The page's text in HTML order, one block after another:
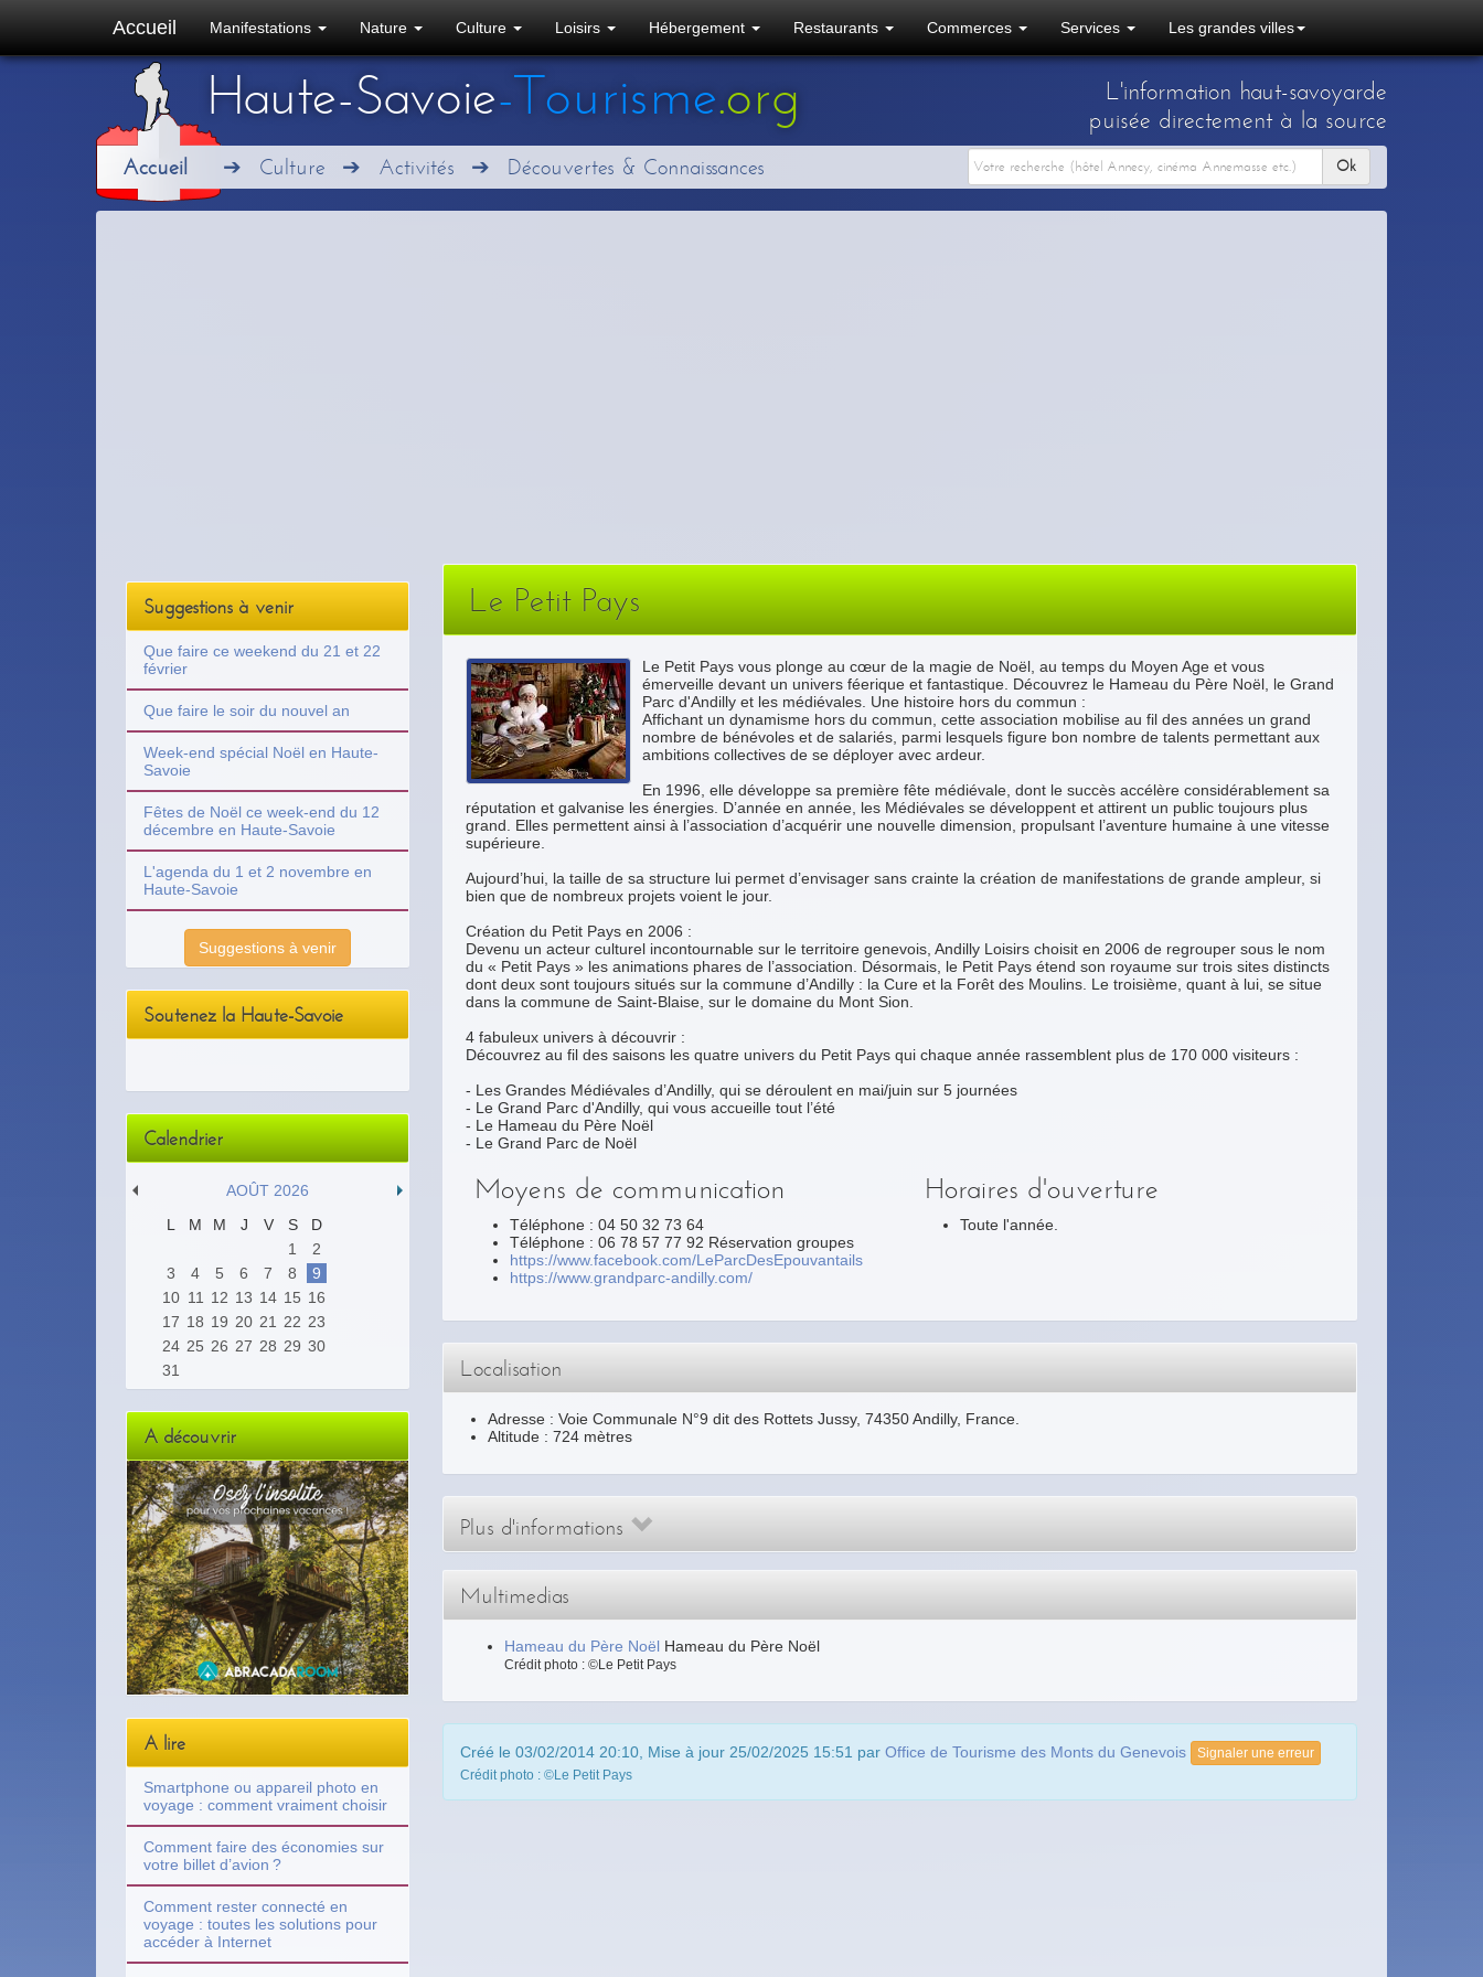
Accueil Manifestations Nature Culture Loisirs Hébergement Restaurants Commerces Services Les grandes villes
L'information haut-savoyarde
puisée directement à la source
Haute-Savoie-Tourisme.org
Accueil Culture Activités Découvertes & Connaissances Ok
Le Petit Pays
Le Petit Pays vous plonge au cœur de la magie de Noël, au temps du Moyen Age et vous
émerveille devant un univers féerique et fantastique. Découvrez le Hameau du Père Noël, le Grand
Parc d'Andilly et les médiévales. Une histoire hors du commun :
Affichant un dynamisme hors du commun, cette association mobilise au fil des années un grand
nombre de bénévoles et de salariés, parmi lesquels figure bon nombre de talents permettant aux
ambitions collectives de se déployer avec ardeur.
En 1996, elle développe sa première fête médiévale, dont le succès accélère considérablement sa
réputation et galvanise les énergies. D’année en année, les Médiévales se développent et attirent un public toujours plus
grand. Elles permettent ainsi à l’association d’acquérir une nouvelle dimension, propulsant l’aventure humaine à une vitesse
supérieure.
Aujourd’hui, la taille de sa structure lui permet d’envisager sans crainte la création de manifestations de grande ampleur, si
bien que de nombreux projets voient le jour.
Création du Petit Pays en 2006 :
Devenu un acteur culturel incontournable sur le territoire genevois, Andilly Loisirs choisit en 2006 de regrouper sous le nom
du « Petit Pays » les animations phares de l’association. Désormais, le Petit Pays étend son royaume sur trois sites distincts
dont deux sont toujours situés sur la commune d’Andilly : la Cure et la Forêt des Moulins. Le troisième, quant à lui, se situe
dans la commune de Saint-Blaise, sur le domaine du Mont Sion.
4 fabuleux univers à découvrir :
Découvrez au fil des saisons les quatre univers du Petit Pays qui chaque année rassemblent plus de 170 000 visiteurs :
- Les Grandes Médiévales d’Andilly, qui se déroulent en mai/juin sur 5 journées
- Le Grand Parc d'Andilly, qui vous accueille tout l’été
- Le Hameau du Père Noël
- Le Grand Parc de Noël
Moyens de communication
Téléphone : 04 50 32 73 64
Téléphone : 06 78 57 77 92 Réservation groupes
https://www.facebook.com/LeParcDesEpouvantails
https://www.grandparc-andilly.com/
Horaires d'ouverture
Toute l'année.
Localisation
Adresse : Voie Communale N°9 dit des Rottets Jussy, 74350 Andilly, France.
Altitude : 724 mètres
Plus d'informations
Multimedias
Hameau du Père NoëlHameau du Père Noël
Crédit photo : ©Le Petit Pays
Créé le 03/02/2014 20:10, Mise à jour 25/02/2025 15:51 par Office de Tourisme des Monts du Genevois
Signaler une erreur
Crédit photo : ©Le Petit Pays
Suggestions à venir
Que faire ce weekend du 21 et 22
février
Que faire le soir du nouvel an
Week-end spécial Noël en Haute-
Savoie
Fêtes de Noël ce week-end du 12
décembre en Haute-Savoie
L'agenda du 1 et 2 novembre en
Haute-Savoie
Suggestions à venir
Soutenez la Haute-Savoie
Calendrier
AOÛT 2026
L
M M J V S
D
1
2
3
4 5 6 7 8
9
10 11 12 13 14 15 16
17 18 19 20 21 22 23
24 25 26 27 28 29 30
31
A découvrir
A lire
Smartphone ou appareil photo en
voyage : comment vraiment choisir
Comment faire des économies sur
votre billet d’avion ?
Comment rester connecté en
voyage : toutes les solutions pour
accéder à Internet